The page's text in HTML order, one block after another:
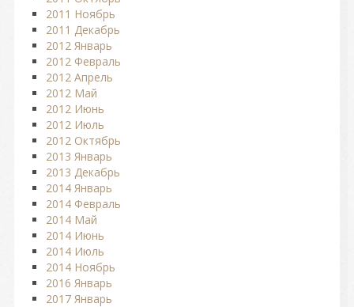
2011 Ноябрь
2011 Декабрь
2012 Январь
2012 Февраль
2012 Апрель
2012 Май
2012 Июнь
2012 Июль
2012 Октябрь
2013 Январь
2013 Декабрь
2014 Январь
2014 Февраль
2014 Май
2014 Июнь
2014 Июль
2014 Ноябрь
2016 Январь
2017 Январь